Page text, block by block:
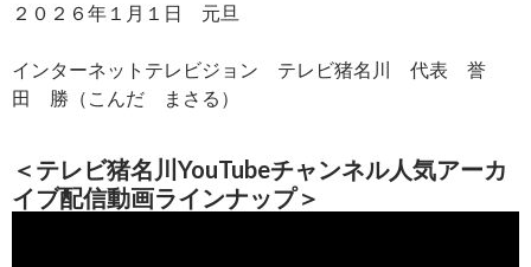
２０２６年１月１日 元旦
インターネットテレビジョン テレビ猪名川 代表 誉
田 勝（こんだ まさる）
＜テレビ猪名川YouTubeチャンネル人気アーカ
イブ配信動画ラインナップ＞